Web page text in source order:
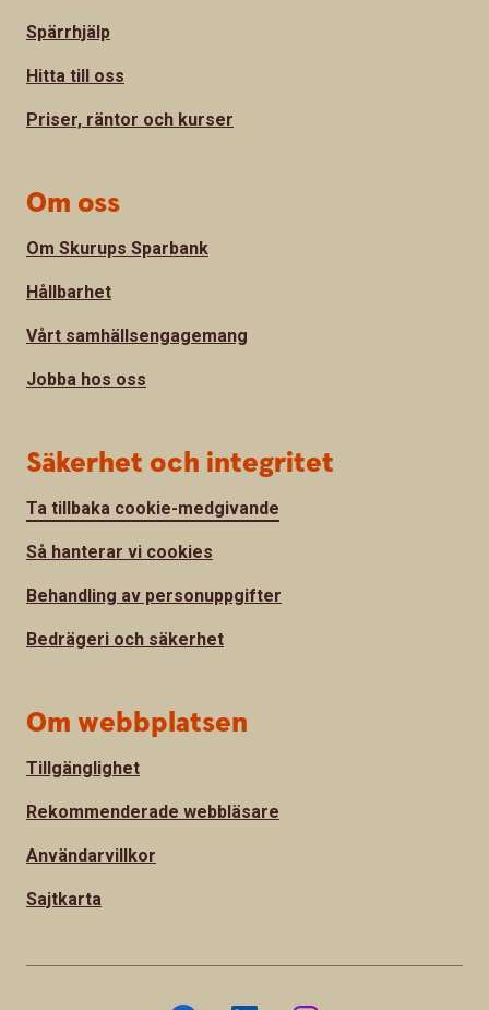
Spärrhjälp
Hitta till oss
Priser, räntor och kurser
Om oss
Om Skurups Sparbank
Hållbarhet
Vårt samhällsengagemang
Jobba hos oss
Säkerhet och integritet
Ta tillbaka cookie-medgivande
Så hanterar vi cookies
Behandling av personuppgifter
Bedrägeri och säkerhet
Om webbplatsen
Tillgänglighet
Rekommenderade webbläsare
Användarvillkor
Sajtkarta